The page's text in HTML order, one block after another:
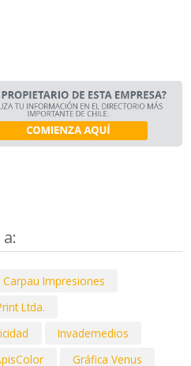
Carpau Impresiones
Ltda.
Invademedios
Gráfica Venus